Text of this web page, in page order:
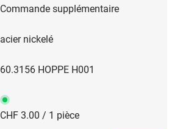
Commande supplémentaire
acier nickelé
60.3156 HOPPE H001
CHF 3.00 / 1 pièce